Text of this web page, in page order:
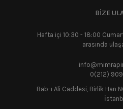
BİZE
Hafta içi 10:30 - 18:00
arasında
0(212)
Bab-ı Ali Caddesi, Birlik Han